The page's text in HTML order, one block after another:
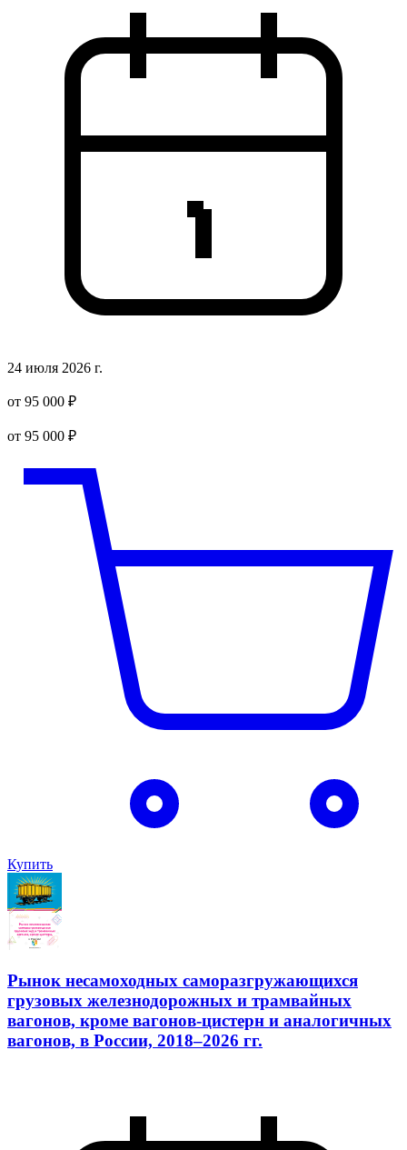
24 июля 2026 г.
от 95 000 ₽
от 95 000 ₽
Купить
Рынок несамоходных саморазгружающихся
грузовых железнодорожных и трамвайных
вагонов, кроме вагонов-цистерн и аналогичных
вагонов, в России, 2018–2026 гг.